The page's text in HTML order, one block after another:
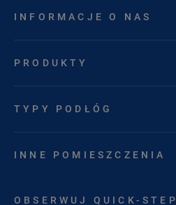
INFORMACJE O NAS
PRODUKTY
TYPY PODŁÓG
INNE POMIESZCZENIA
OBSERWUJ QUICK-STEP